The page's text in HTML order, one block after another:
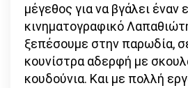
μέγεθος για να βγάλει έναν
κινηματογραφικό
ξεπέσουμε στην παρωδία,
κουνίστρα αδερφή με
κουδούνια. Και με πολλή